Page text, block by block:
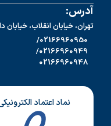
آدرس:
تهران، خیابان انقلاب، خیابان
02166960950/
02166960949/
02166960948
نماد اعتماد